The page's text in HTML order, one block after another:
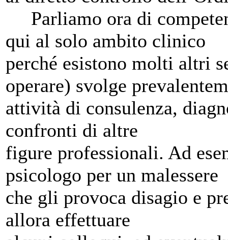
Parliamo ora di
qui al solo ambito clinico
perché esistono molti altri
operare) svolge
attività di consulenza,
confronti di altre
figure professionali. Ad
psicologo per un malessere
che gli provoca disagio e
allora effettuare